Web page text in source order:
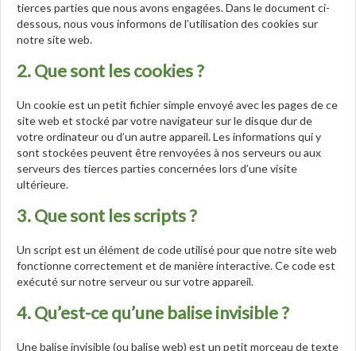
tierces parties que nous avons engagées. Dans le document ci-
dessous, nous vous informons de l’utilisation des cookies sur
notre site web.
2. Que sont les cookies ?
Un cookie est un petit fichier simple envoyé avec les pages de ce
site web et stocké par votre navigateur sur le disque dur de
votre ordinateur ou d’un autre appareil. Les informations qui y
sont stockées peuvent être renvoyées à nos serveurs ou aux
serveurs des tierces parties concernées lors d’une visite
ultérieure.
3. Que sont les scripts ?
Un script est un élément de code utilisé pour que notre site web
fonctionne correctement et de manière interactive. Ce code est
exécuté sur notre serveur ou sur votre appareil.
4. Qu’est-ce qu’une balise invisible ?
Une balise invisible (ou balise web) est un petit morceau de texte